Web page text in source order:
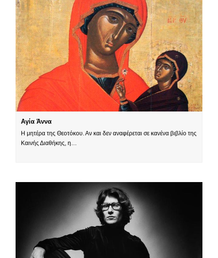
Αγία Άννα
Η μητέρα της Θεοτόκου. Αν και δεν αναφέρεται σε κανένα βιβλίο της
Καινής Διαθήκης, η…